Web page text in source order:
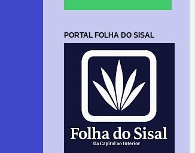
PORTAL FOLHA DO SISAL